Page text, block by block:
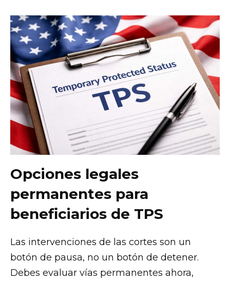
Opciones legales
permanentes para
beneficiarios de TPS
Las intervenciones de las cortes son un
botón de pausa, no un botón de detener.
Debes evaluar vías permanentes ahora,